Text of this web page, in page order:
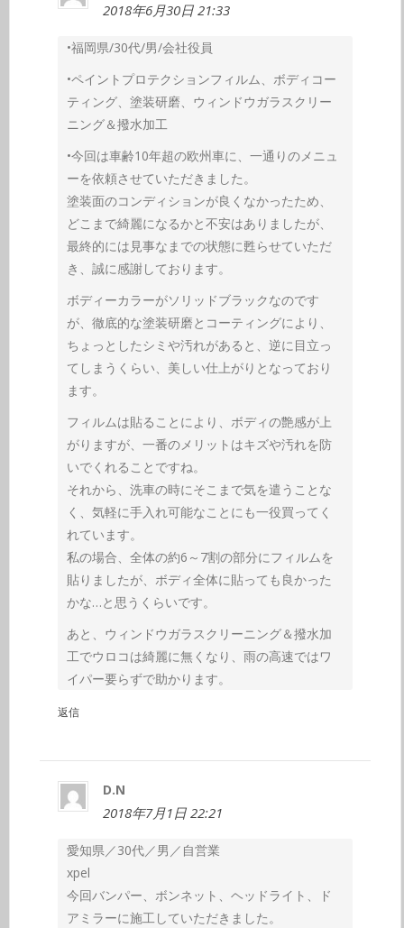
2018年6月30日 21:33
•福岡県/30代/男/会社役員
•ペイントプロテクションフィルム、ボディコー
ティング、塗装研磨、ウィンドウガラスクリー
ニング＆撥水加工
•今回は車齢10年超の欧州車に、一通りのメニュ
ーを依頼させていただきました。
塗装面のコンディションが良くなかったため、
どこまで綺麗になるかと不安はありましたが、
最終的には見事なまでの状態に甦らせていただ
き、誠に感謝しております。
ボディーカラーがソリッドブラックなのです
が、徹底的な塗装研磨とコーティングにより、
ちょっとしたシミや汚れがあると、逆に目立っ
てしまうくらい、美しい仕上がりとなっており
ます。
フィルムは貼ることにより、ボディの艶感が上
がりますが、一番のメリットはキズや汚れを防
いでくれることですね。
それから、洗車の時にそこまで気を遣うことな
く、気軽に手入れ可能なことにも一役買ってく
れています。
私の場合、全体の約6～7割の部分にフィルムを
貼りましたが、ボディ全体に貼っても良かった
かな…と思うくらいです。
あと、ウィンドウガラスクリーニング＆撥水加
工でウロコは綺麗に無くなり、雨の高速ではワ
イパー要らずで助かります。
返信
D.N
2018年7月1日 22:21
愛知県／30代／男／自営業
xpel
今回バンパー、ボンネット、ヘッドライト、ド
アミラーに施工していただきました。